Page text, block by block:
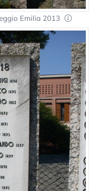
Emilia 2013